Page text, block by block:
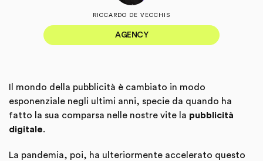
RICCARDO DE VECCHIS
AGENCY
Il mondo della pubblicità è cambiato in modo
esponenziale negli ultimi anni, specie da quando ha
fatto la sua comparsa nelle nostre vite la pubblicità
digitale.
La pandemia, poi, ha ulteriormente accelerato questo